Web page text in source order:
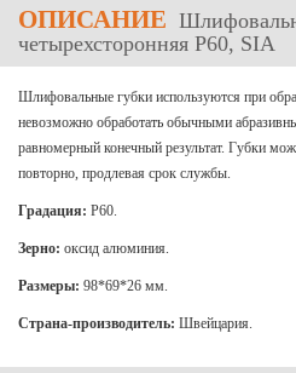
ОПИСАНИЕ
четырехсторонняя P60, SIA
Шлифовальные губки используются при
невозможно обработать обычными
равномерный конечный результат. Губки
повторно, продлевая срок службы.
Градация: P60.
Зерно: оксид алюминия.
Размеры: 98*69*26 мм.
Страна-производитель: Швейцария.